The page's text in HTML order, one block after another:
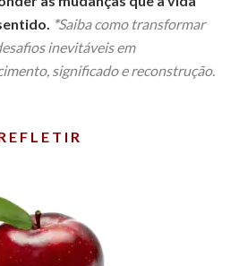
*Saiba como transformar
inevitáveis em
significado e reconstrução.
E F L E T I R